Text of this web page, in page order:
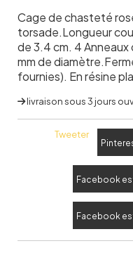
Cage de chasteté
torsade.Longueur
de 3.4 cm. 4 Anneaux
mm de
fournies). En résine
livraison sous 3 jours
Tweeter
Facebook
Facebook